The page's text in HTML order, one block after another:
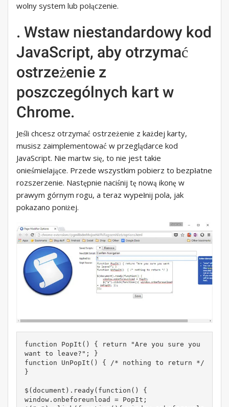
wolny system lub połączenie.
. Wstaw niestandardowy kod
JavaScript, aby otrzymać
ostrzeżenie z
poszczególnych kart w
Chrome.
Jeśli chcesz otrzymać ostrzeżenie z każdej karty,
musisz zaimplementować w przeglądarce kod
JavaScript. Nie martw się, to nie jest takie
onieśmielające. Przede wszystkim pobierz to bezpłatne
rozszerzenie. Następnie naciśnij tę nową ikonę w
prawym górnym rogu, a teraz wypełnij pola, jak
pokazano poniżej.
function PopIt() { return "Are you sure you
want to leave?"; }
function UnPopIt() { /* nothing to return */
}
$(document).ready(function() {
window.onbeforeunload = PopIt;